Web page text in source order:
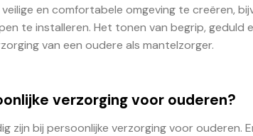
en comfortabele omgeving te creëren,
te installeren. Het tonen van begrip, geduld
van een oudere als mantelzorger.
verzorging voor ouderen?
zijn bij persoonlijke verzorging voor ouderen.